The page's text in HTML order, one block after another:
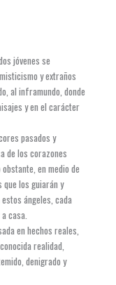
jóvenes se
y extraños
al inframundo, donde
y en el carácter
pasados y
de los corazones
en medio de
los guiarán y
ángeles, cada
casa.
en hechos reales,
realidad,
denigrado y